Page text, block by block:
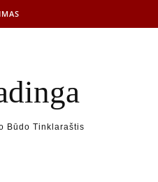
Būdo Tinklaraštis